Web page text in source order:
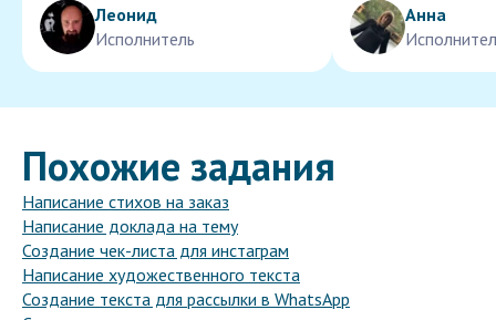
Леонид
Исполнитель
Анна
Похожие задания
Написание стихов на заказ
Написание доклада на тему
Создание чек-листа для инстаграм
Написание художественного текста
Создание текста для рассылки в WhatsApp